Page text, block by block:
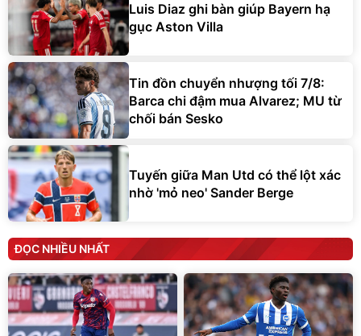
Luis Diaz ghi bàn giúp Bayern hạ
gục Aston Villa
Tin đồn chuyển nhượng tối 7/8:
Barca chi đậm mua Alvarez; MU từ
chối bán Sesko
Tuyến giữa Man Utd có thể lột xác
nhờ 'mỏ neo' Sander Berge
ĐỌC NHIỀU NHẤT